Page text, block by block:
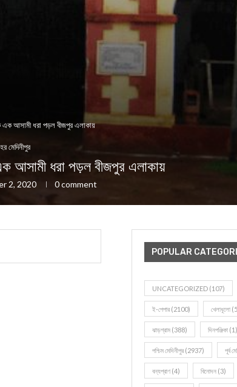
এক আসামী ধরা পড়ল বীজপুর এলাকায়
মেদিনীপুর
আসামী ধরা পড়ল বীজপুর এলাকায়
2, 2020 0 comment
POPULAR
UNCATEGORIZED (107)
ই-পেপার (2100) খেলাধূলো
ঝাড়গ্রাম (388) দিনপঞ্জিকা (1)
পশ্চিম মেদিনীপুর (2937) পূর্ব
বন্যপ্রাণ (4) বিনোদন (3)